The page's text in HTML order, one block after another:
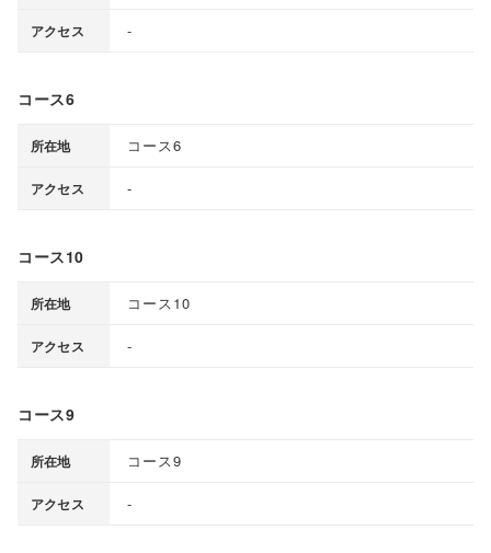
アクセス -
コース6
所在地 コース6
アクセス -
コース10
所在地 コース10
アクセス -
コース9
所在地 コース9
アクセス -